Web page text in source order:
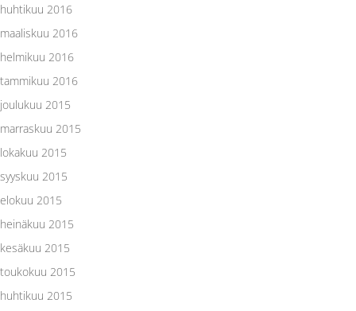
huhtikuu 2016
maaliskuu 2016
helmikuu 2016
tammikuu 2016
joulukuu 2015
marraskuu 2015
lokakuu 2015
syyskuu 2015
elokuu 2015
heinäkuu 2015
kesäkuu 2015
toukokuu 2015
huhtikuu 2015